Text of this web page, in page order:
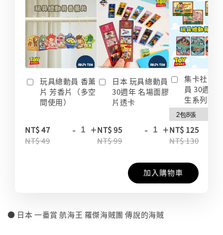
玩具總動員 香薰
片 芳香片（多空
間使用）
NT$ 47
NT$ 49
- +
日本 玩具總動員
30週年 名場面膠
片透卡
NT$ 95
NT$ 99
- +
集卡社 玩
員 30週年
生系列 收
NT$ 125
NT$ 130
加入購物車
● 日本 一番賞 航海王 羅傑海賊團 傳說的海賊